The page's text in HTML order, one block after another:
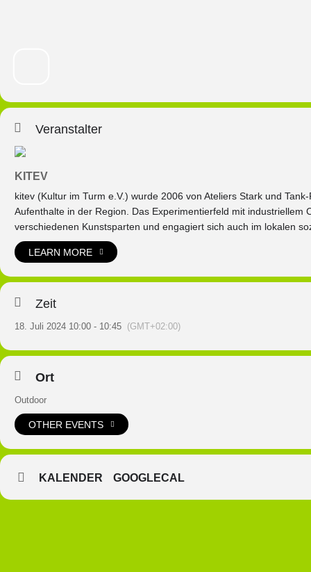
Veranstalter
KITEV
kitev (Kultur im Turm e.V.) wurde 2006 von Ateliers Stark und
Aufenthalte in der Region. Das Experimentierfeld mit
verschiedenen Kunstsparten und engagiert sich auch im lokalen
LEARN MORE
Zeit
18. Juli 2024 10:00 - 10:45 (GMT+02:00)
Ort
Outdoor
OTHER EVENTS
KALENDER GOOGLECAL